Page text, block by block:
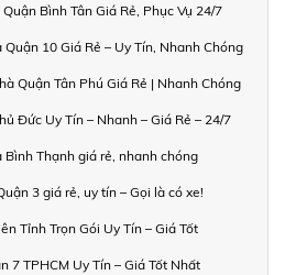
Bình Tân Giá Rẻ, Phục Vụ 24/7
10 Giá Rẻ – Uy Tín, Nhanh Chóng
Quận Tân Phú Giá Rẻ | Nhanh Chóng
Đức Uy Tín – Nhanh – Giá Rẻ – 24/7
Thạnh giá rẻ, nhanh chóng
3 giá rẻ, uy tín – Gọi là có xe!
Tỉnh Trọn Gói Uy Tín – Giá Tốt
7 TPHCM Uy Tín – Giá Tốt Nhất